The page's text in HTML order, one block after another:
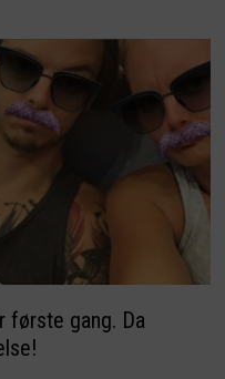
første gang. Da